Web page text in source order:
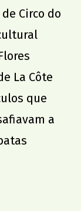
Circo do
La Côte
que
a